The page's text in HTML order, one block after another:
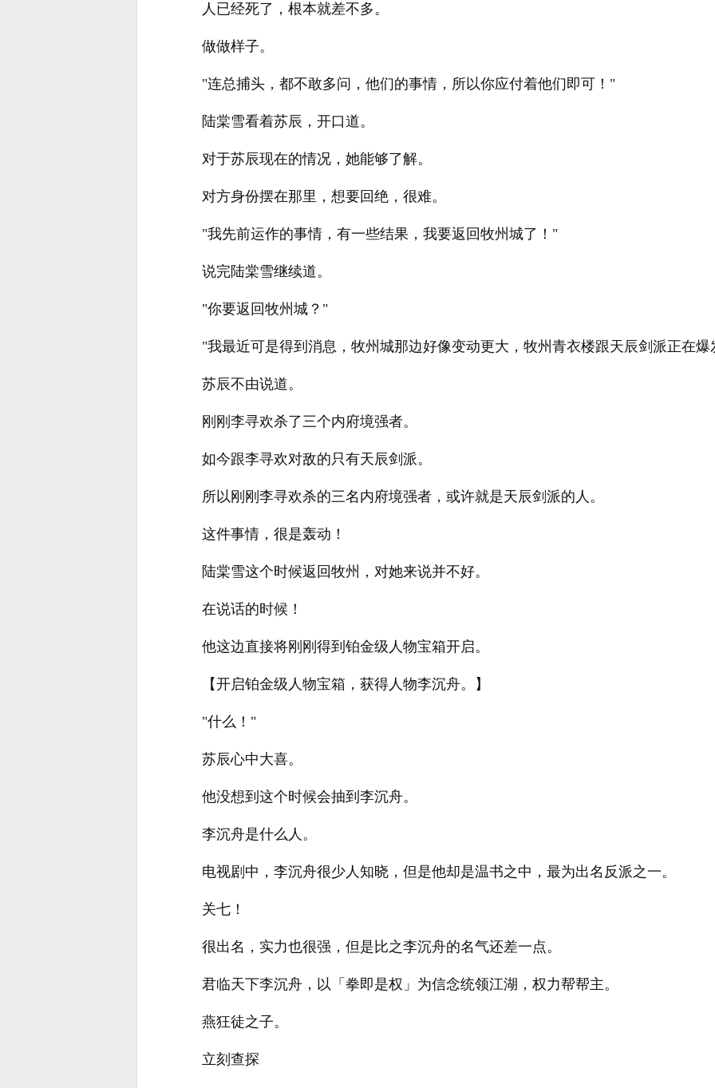
人已经死了，根本就差不多。
做做样子。
"连总捕头，都不敢多问，他们的事情，所以你应付着他们即可！"
陆棠雪看着苏辰，开口道。
对于苏辰现在的情况，她能够了解。
对方身份摆在那里，想要回绝，很难。
"我先前运作的事情，有一些结果，我要返回牧州城了！"
说完陆棠雪继续道。
"你要返回牧州城？"
"我最近可是得到消息，牧州城那边好像变动更大，牧州青衣楼跟天辰剑派正在爆
苏辰不由说道。
刚刚李寻欢杀了三个内府境强者。
如今跟李寻欢对敌的只有天辰剑派。
所以刚刚李寻欢杀的三名内府境强者，或许就是天辰剑派的人。
这件事情，很是轰动！
陆棠雪这个时候返回牧州，对她来说并不好。
在说话的时候！
他这边直接将刚刚得到铂金级人物宝箱开启。
【开启铂金级人物宝箱，获得人物李沉舟。】
"什么！"
苏辰心中大喜。
他没想到这个时候会抽到李沉舟。
李沉舟是什么人。
电视剧中，李沉舟很少人知晓，但是他却是温书之中，最为出名反派之一。
关七！
很出名，实力也很强，但是比之李沉舟的名气还差一点。
君临天下李沉舟，以「拳即是权」为信念统领江湖，权力帮帮主。
燕狂徒之子。
立刻查探